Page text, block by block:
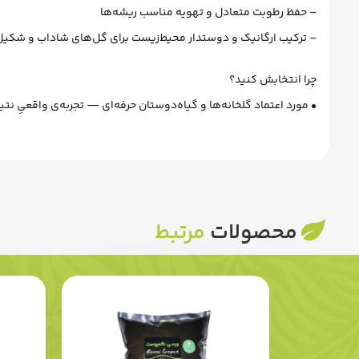
– حفظ رطوبت متعادل و تهویه مناسب ریشه‌ها
– ترکیب ارگانیک و دوستدار محیط‌زیست برای گل‌های شاداب و
چرا انتخابش کنید؟
• مورد اعتماد گلخانه‌ها و گیاه‌دوستان حرفه‌ای — تجربه‌ی واقعیِ
محصولات مرتبط